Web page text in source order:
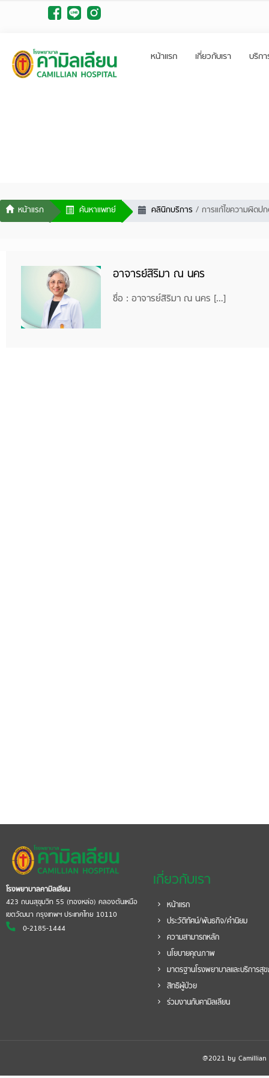
หน้าแรก เกี่ยวกับเรา บริก
ค้นหาแพทย์ คลินิกบริการ การแก้ไขความผิดป
อาจารย์สิริมา ณ นคร
ชื่อ : อาจารย์สิริมา ณ นคร […]
โรงพยาบาลคามิลเลียน
423 ถนนสุขุมวิท 55 (ทองหล่อ) คลองตันเหนือ
เขตวัฒนา กรุงเทพฯ ประเทศไทย 10110
0-2185-1444
เกี่ยวกับเรา
หน้าแรก
ประวัติทัศน์/พันธกิจ/คำนิยม
ความสามารถหลัก
นโยบายคุณภาพ
มาตรฐานโรงพยาบาลและบริการสุ
สิทธิผู้ป่วย
ร่วมงานกับคามิลเลียน
@2021 by